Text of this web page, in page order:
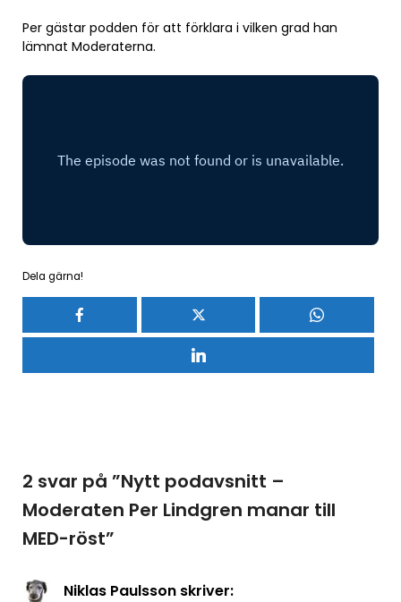
Per gästar podden för att förklara i vilken grad han
lämnat Moderaterna.
Dela gärna!
2 svar på ”Nytt podavsnitt –
Moderaten Per Lindgren manar till
MED-röst”
Niklas Paulsson skriver: